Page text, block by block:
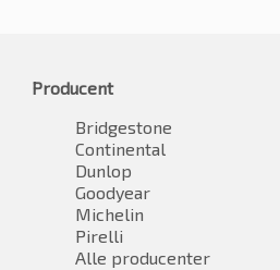
Producent
Bridgestone
Continental
Dunlop
Goodyear
Michelin
Pirelli
Alle producenter